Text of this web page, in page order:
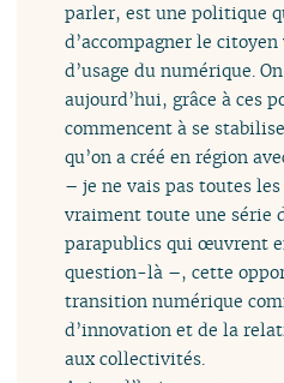
parler, est une politique
d’accompagner le
d’usage du numérique.
aujourd’hui, grâce à ces
commencent à se
qu’on a créé en région
– je ne vais pas toutes
vraiment toute une série
parapublics qui œuvrent
question-là –, cette
transition numérique
d’innovation et de la
aux collectivités.